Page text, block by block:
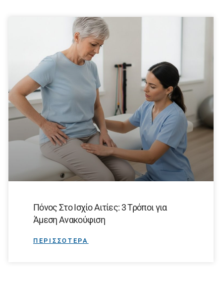
Πόνος Στο Ισχίο Αιτίες: 3 Τρόποι για
Άμεση Ανακούφιση
ΠΕΡΙΣΣΟΤΕΡΑ